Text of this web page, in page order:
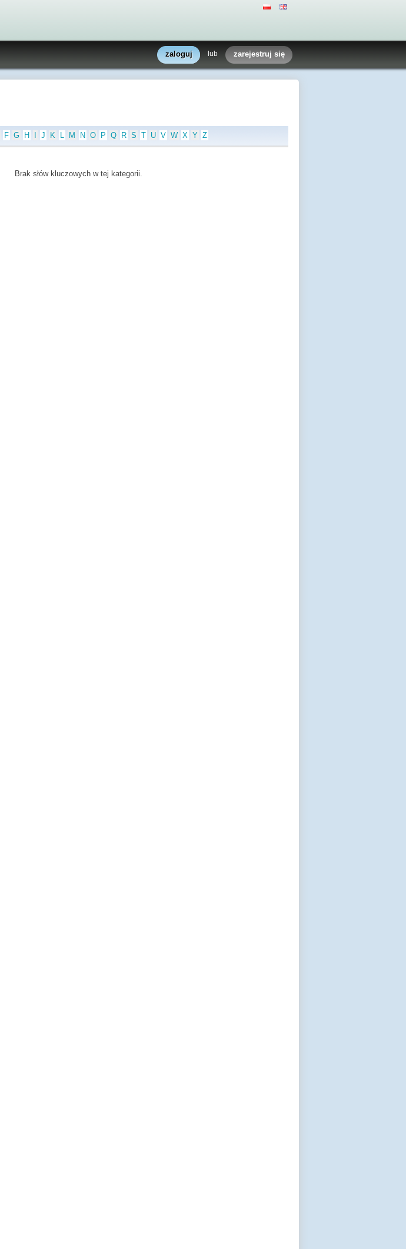
zaloguj lub zarejestruj się
F G H J K L M N O P Q R S T U V W X Y Z
Brak słów kluczowych w tej kategorii.